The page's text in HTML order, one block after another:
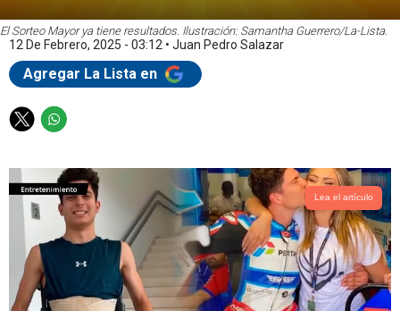
El Sorteo Mayor ya tiene resultados. Ilustración: Samantha Guerrero/La-Lista.
12 De Febrero, 2025 - 03:12 • Juan Pedro Salazar
Agregar La Lista en
T
i
t
t
W
a
t
s
a
p
Lea el artículo